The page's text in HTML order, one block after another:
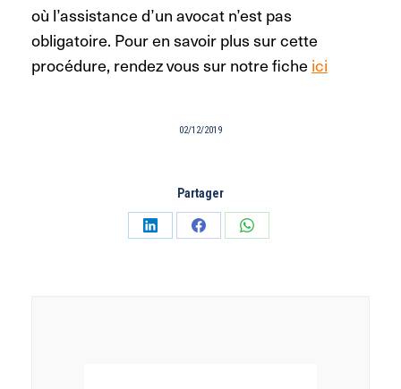
où l’assistance d’un avocat n’est pas
obligatoire. Pour en savoir plus sur cette
procédure, rendez vous sur notre fiche ici
02/12/2019
Partager
PartagerPartagerPartager